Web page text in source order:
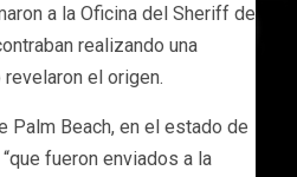
a la Oficina del Sheriff de
realizando una
el origen.
Palm Beach, en el estado de
fueron enviados a la